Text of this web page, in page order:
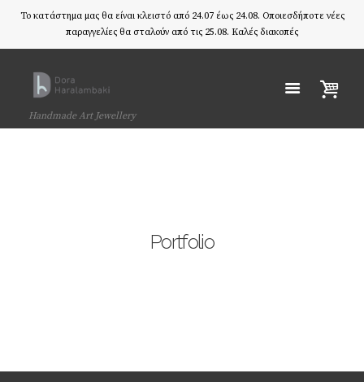
Το κατάστημα μας θα είναι κλειστό από 24.07 έως 24.08. Οποιεσδήποτε νέες
παραγγελίες θα σταλούν από τις 25.08. Καλές διακοπές
Handmade Art Jewellery
Portfolio